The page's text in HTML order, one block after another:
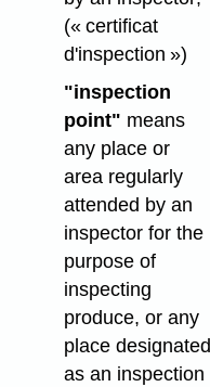
(« certificat
d'inspection »)
"inspection
point" means
any place or
area regularly
attended by an
inspector for the
purpose of
inspecting
produce, or any
place designated
as an inspection